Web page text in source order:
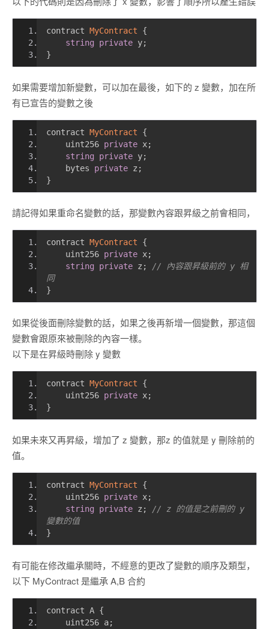
contract MyContract
{
string
private y;
}
如果需要增加新變數，可以加在最後，如下的 z 變數，加在所
有已宣告的變數之後
contract MyContract
{
    uint256
private x;
string
private y;
    bytes
private z ;
}
請記得如果重命名變數的話，那變數內容跟昇級之前會相同，
contract MyContract
{
    uint256
private x;
string
private z ;
// 內容跟昇級前的 y 相
同
}
如果從後面刪除變數的話，如果之後再新增一個變數，那這個
變數會跟原來被刪除的內容一樣。
以下是在昇級時刪除 y 變數
contract MyContract
{
    uint256
private x;
}
如果未來又再昇級，增加了 z 變數，那z 的值就是 y 刪除前的
值。
contract MyContract
{
    uint256
private x;
string
private z ;
// z 的值是之前刪的 y
變數的值
}
有可能在修改繼承關時，不經意的更改了變數的順序及類型，
以下 MyContract 是繼承 A,B 合約
contract A {
    uint256 a
;